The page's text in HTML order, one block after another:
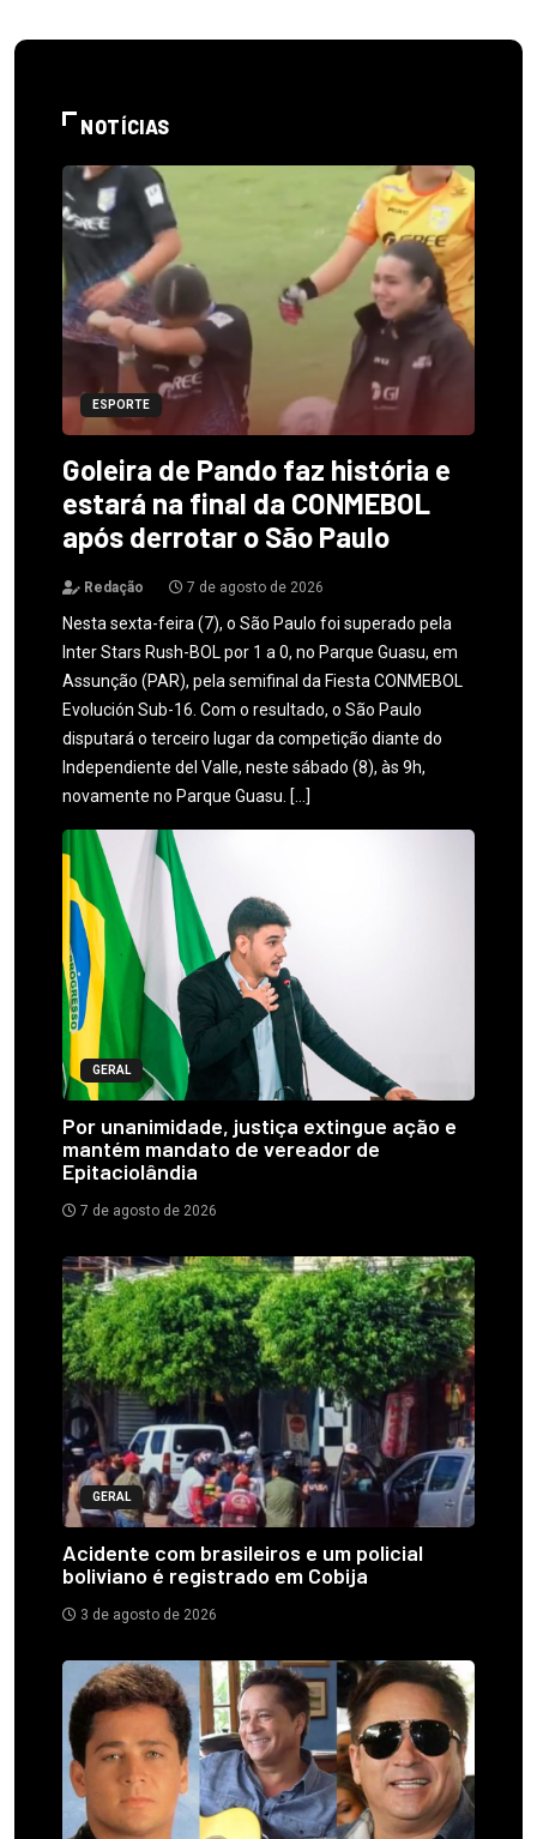
NOTÍCIAS
ESPORTE
Goleira de Pando faz história e
estará na final da CONMEBOL
após derrotar o São Paulo
Redação 7 de agosto de 2026
Nesta sexta-feira (7), o São Paulo foi superado pela
Inter Stars Rush-BOL por 1 a 0, no Parque Guasu, em
Assunção (PAR), pela semifinal da Fiesta CONMEBOL
Evolución Sub-16. Com o resultado, o São Paulo
disputará o terceiro lugar da competição diante do
Independiente del Valle, neste sábado (8), às 9h,
novamente no Parque Guasu. […]
GERAL
Por unanimidade, justiça extingue ação e
mantém mandato de vereador de
Epitaciolândia
7 de agosto de 2026
GERAL
Acidente com brasileiros e um policial
boliviano é registrado em Cobija
3 de agosto de 2026